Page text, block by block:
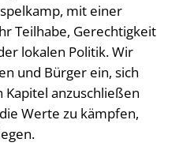
mit einer
Teilhabe, Gerechtigkeit
lokalen Politik. Wir
und Bürger ein, sich
anzuschließen
Werte zu kämpfen,